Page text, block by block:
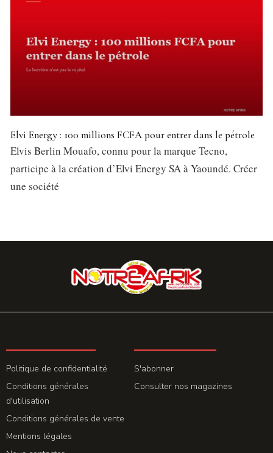
Elvi Energy : 100 millions FCFA pour entrer dans le pétrole
Elvis Berlin Mouafo, connu pour la marque Tecno,
participe à la création d’Elvi Energy SA à Yaoundé. Créer
une société
Politique de confidentialité
Conditions générales
d'utilisation
Conditions générales de vente
Mentions légales
S'abonner
Consulter nos magazines